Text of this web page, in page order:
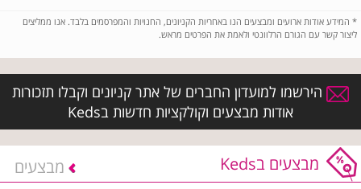
* המידע אודות ארועים ומבצעים הנו באחריות הקניונים, החנויות והמפרסמים בלבד. אנו ממליצים
ליצור קשר עם הגורם הרלוונטי ולאמת את הפרטים מראש.
הירשמו למועדון החברים של אתר קניונים וקבלו תזכורות
אודות מבצעים וקולקציות חדשות בKeds
מבצעים בKeds מבצעים